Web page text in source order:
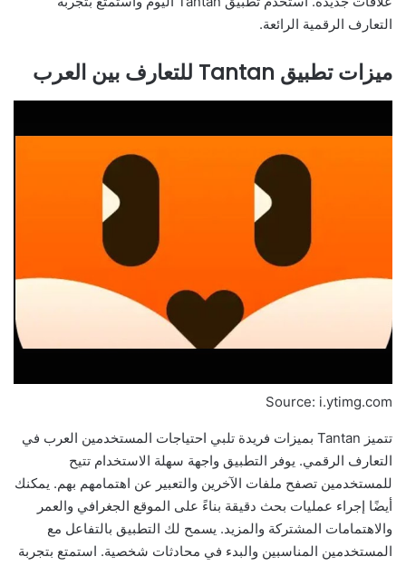
التعارف الرقمية الرائعة.
ميزات تطبيق Tantan للتعارف بين العرب
Source: i.ytimg.com
تتميز Tantan بميزات فريدة تلبي احتياجات المستخدمين العرب في
التعارف الرقمي. يوفر التطبيق واجهة سهلة الاستخدام تتيح
للمستخدمين تصفح ملفات الآخرين والتعبير عن اهتمامهم بهم. يمكنك
أيضًا إجراء عمليات بحث دقيقة بناءً على الموقع الجغرافي والعمر
والاهتمامات المشتركة والمزيد. يسمح لك التطبيق بالتفاعل مع
المستخدمين المناسبين والبدء في محادثات شخصية. استمتع بتجربة